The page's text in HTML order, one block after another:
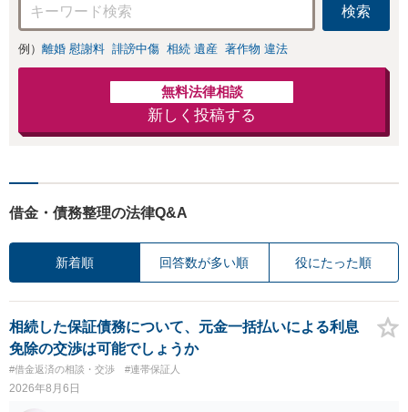
検索
例） 離婚 慰謝料 誹謗中傷 相続 遺産 著作物 違法
無料法律相談
新しく投稿する
借金・債務整理の法律Q&A
新着順 回答数が多い順 役にたった順
相続した保証債務について、元金一括払いによる利息
免除の交渉は可能でしょうか
#借金返済の相談・交渉 #連帯保証人
2026年8月6日